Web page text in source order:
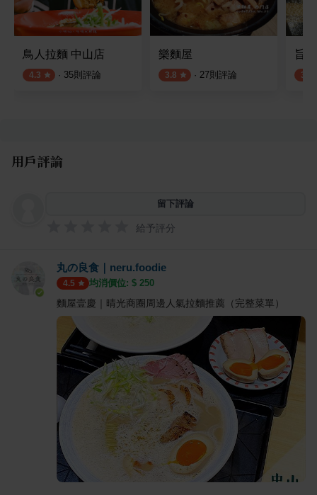
鳥人拉麵 中山店
4.3 · 35則評論
樂麵屋
3.8 · 27則評論
旨燕
3.9
用戶評論
留下評論
給予評分
丸の良食｜neru.foodie
4.5 均消價位: $ 250
麵屋壹慶｜晴光商圈周邊人氣拉麵推薦（完整菜單）